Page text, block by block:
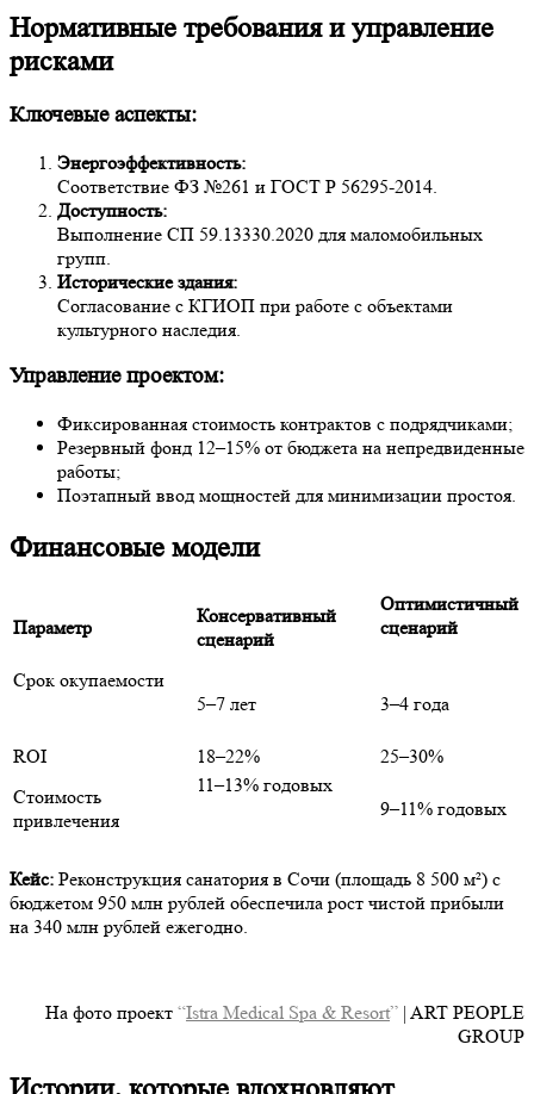
Нормативные требования и управление
рисками
Ключевые аспекты:
Энергоэффективность:
Соответствие ФЗ №261 и ГОСТ Р 56295-2014.
Доступность:
Выполнение СП 59.13330.2020 для маломобильных
групп.
Исторические здания:
Согласование с КГИОП при работе с объектами
культурного наследия.
Управление проектом:
Фиксированная стоимость контрактов с подрядчиками;
Резервный фонд 12–15% от бюджета на непредвиденные
работы;
Поэтапный ввод мощностей для минимизации простоя.
Финансовые модели
Параметр
Консервативный
сценарий
Оптимистичный
сценарий
Срок окупаемости
5–7 лет
3–4 года
ROI 18–22%
25–30%
Стоимость
привлечения
11–13% годовых
9–11% годовых
Кейс: Реконструкция санатория в Сочи (площадь 8 500 м²) с
бюджетом 950 млн рублей обеспечила рост чистой прибыли
на 340 млн рублей ежегодно.
На фото проект “Istra Medical Spa & Resort” | ART PEOPLE
GROUP